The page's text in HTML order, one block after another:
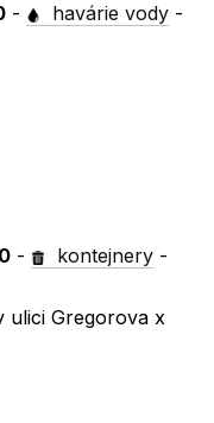
- havárie vody -
- kontejnery -
ulici Gregorova x